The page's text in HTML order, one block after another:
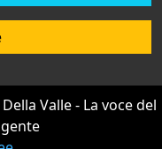
Valle - La voce del